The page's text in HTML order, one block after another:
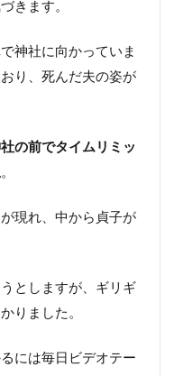
きます。
神社に向かっていま
り、死んだ夫の姿が
の前でタイムリミッ
。
現れ、中から貞子が
としますが、ギリギ
りました。
には毎日ビデオテー